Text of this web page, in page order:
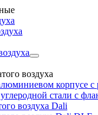
воздуха
корпусе с
стали с
воздуха Dali